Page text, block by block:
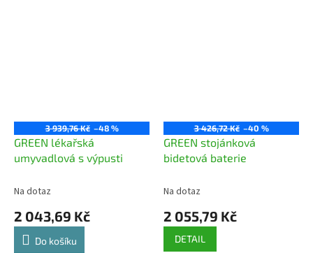
3 939,76 Kč –48 %
GREEN lékařská
umyvadlová s výpusti
Na dotaz
2 043,69 Kč
Do košíku
3 426,72 Kč –40 %
GREEN stojánková
bidetová baterie
Na dotaz
2 055,79 Kč
DETAIL